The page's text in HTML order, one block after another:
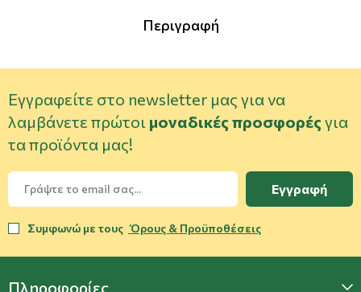
Περιγραφή
Εγγραφείτε στο newsletter μας για να
λαμβάνετε πρώτοι μοναδικές προσφορές για
τα προϊόντα μας!
Εγγραφή
Συμφωνώ με τους Όρους & Προϋποθέσεις
Πληροφορίες